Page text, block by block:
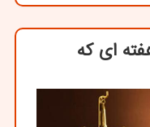
ای که